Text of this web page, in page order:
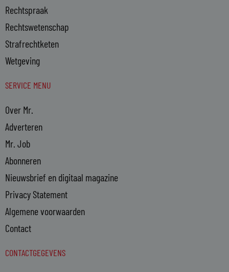
Rechtspraak
Rechtswetenschap
Strafrechtketen
Wetgeving
SERVICE MENU
Over Mr.
Adverteren
Mr. Job
Abonneren
Nieuwsbrief en digitaal magazine
Privacy Statement
Algemene voorwaarden
Contact
CONTACTGEGEVENS